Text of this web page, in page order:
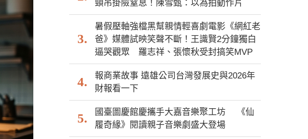
頸吊掛險窒息！陳雪甄：以為拍動作片
暑假壓軸強檔黑幫親情輕喜劇電影《網紅老
爸》媒體試映笑聲不斷！王識賢2分鐘獨白
逼哭觀眾 羅志祥、張懷秋受封搞笑MVP
報商業故事 遠雄公司台灣發展史與2026年
財報看一下
國臺圖慶館慶攜手大嘉音樂聚工坊 《仙
履奇緣》閱讀親子音樂劇盛大登場